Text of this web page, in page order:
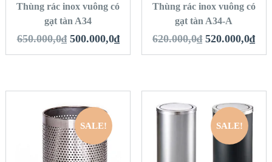
Thùng rác inox vuông có
gạt tàn A34
650.000,0₫ 500.000,0₫
Thùng rác inox vuông có
gạt tàn A34-A
620.000,0₫ 520.000,0₫
SALE!
QUICK LOOK
SALE!
QUICK LOOK